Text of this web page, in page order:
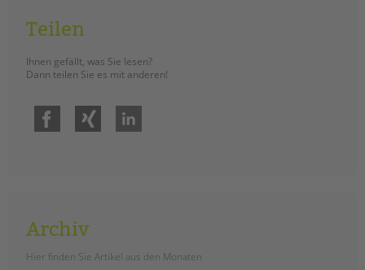
Teilen
Ihnen gefällt, was Sie lesen?
Dann teilen Sie es mit anderen!
Facebook
Archiv
Hier finden Sie Artikel aus den Monaten